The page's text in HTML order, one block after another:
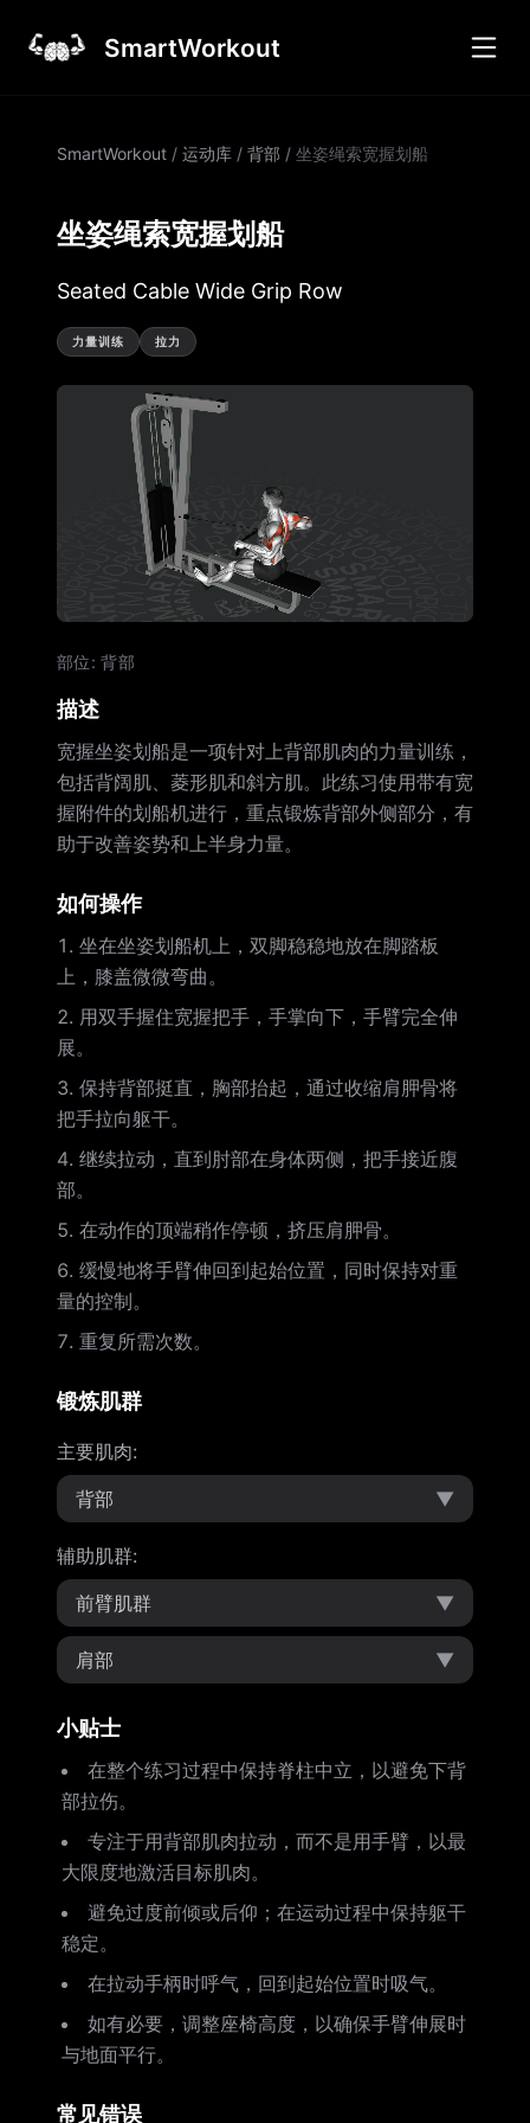
SmartWorkout
SmartWorkout / 运动库 / 背部 / 坐姿绳索宽握划船
坐姿绳索宽握划船
Seated Cable Wide Grip Row
力量训练 拉力
部位: 背部
描述
宽握坐姿划船是一项针对上背部肌肉的力量训练，
包括背阔肌、菱形肌和斜方肌。此练习使用带有宽
握附件的划船机进行，重点锻炼背部外侧部分，有
助于改善姿势和上半身力量。
如何操作
坐在坐姿划船机上，双脚稳稳地放在脚踏板
上，膝盖微微弯曲。
用双手握住宽握把手，手掌向下，手臂完全伸
展。
保持背部挺直，胸部抬起，通过收缩肩胛骨将
把手拉向躯干。
继续拉动，直到肘部在身体两侧，把手接近腹
部。
在动作的顶端稍作停顿，挤压肩胛骨。
缓慢地将手臂伸回到起始位置，同时保持对重
量的控制。
重复所需次数。
锻炼肌群
主要肌肉:
背部
▼
辅助肌群:
前臂肌群
▼
肩部 ▼
小贴士
在整个练习过程中保持脊柱中立，以避免下背
部拉伤。
专注于用背部肌肉拉动，而不是用手臂，以最
大限度地激活目标肌肉。
避免过度前倾或后仰；在运动过程中保持躯干
稳定。
在拉动手柄时呼气，回到起始位置时吸气。
如有必要，调整座椅高度，以确保手臂伸展时
与地面平行。
常见错误